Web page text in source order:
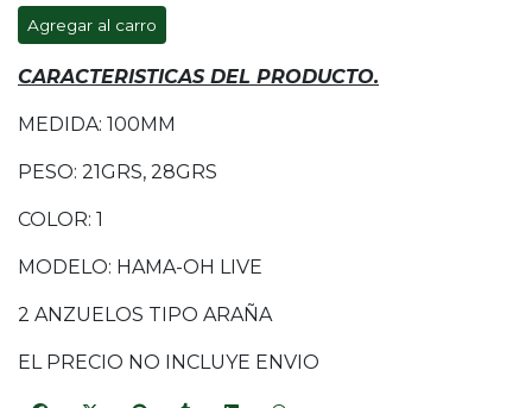
Agregar al carro
CARACTERISTICAS DEL PRODUCTO.
MEDIDA: 100MM
PESO: 21GRS, 28GRS
COLOR: 1
MODELO: HAMA-OH LIVE
2 ANZUELOS TIPO ARAÑA
EL PRECIO NO INCLUYE ENVIO